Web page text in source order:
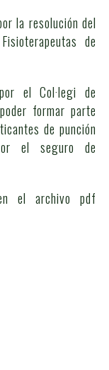
la resolución del
de
el Col·legi de
formar parte
de punción
el seguro de
el archivo pdf